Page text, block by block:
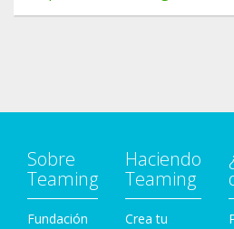
Sobre
Teaming
Fundación
Haciendo
Teaming
Crea tu